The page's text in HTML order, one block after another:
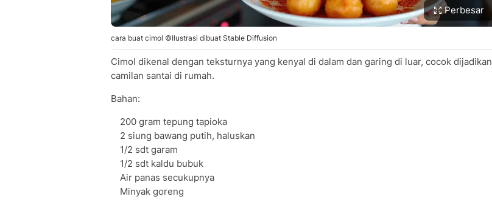
Perbesar
cara buat cimol ©Ilustrasi dibuat Stable Diffusion
Cimol dikenal dengan teksturnya yang kenyal di dalam dan garing di luar, cocok dijadikan
camilan santai di rumah.
Bahan:
200 gram tepung tapioka
2 siung bawang putih, haluskan
1/2 sdt garam
1/2 sdt kaldu bubuk
Air panas secukupnya
Minyak goreng